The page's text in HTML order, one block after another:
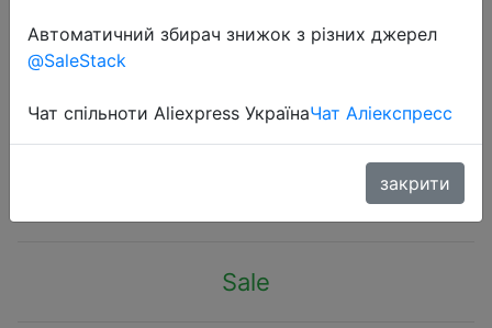
Женские повседневные штаны с
принтом кота KANCOOLD,
штанинами, 2019jan14
Sale
Автоматичний збирач знижок з різних джерел
@SaleStack
Чат спільноти Aliexpress УкраїнаЧат Аліекспресс
закрити